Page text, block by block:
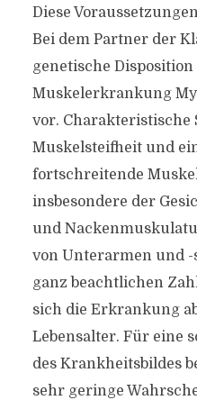
Diese
Bei dem Partner der
genetische
Muskelerkrankung
vor. Charakteristische
Muskelsteifheit und
fortschreitende
insbesondere der
und
von Unterarmen und
ganz beachtlichen
sich die Erkrankung
Lebensalter. Für eine
des Krankheitsbildes
sehr geringe